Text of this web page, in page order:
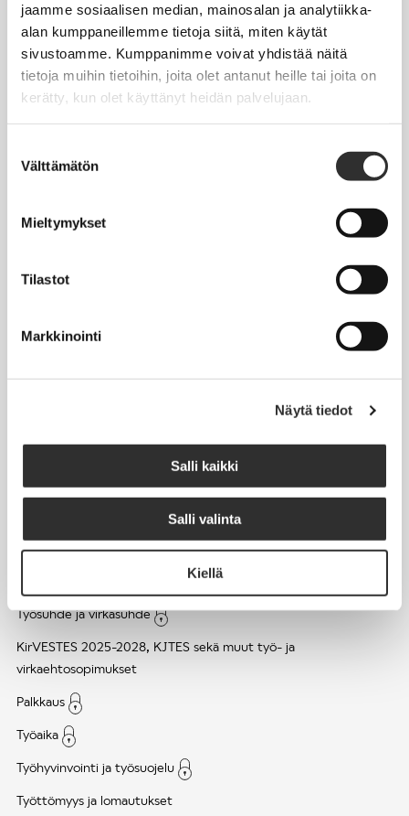
jaamme sosiaalisen median, mainosalan ja analytiikka-
alan kumppaneillemme tietoja siitä, miten käytät
sivustoamme. Kumppanimme voivat yhdistää näitä
tietoja muihin tietoihin, joita olet antanut heille tai joita on
kerätty, kun olet käyttänyt heidän palvelujaan.
valinta
Välttämätön
Mieltymykset
Tilastot
Markkinointi
Näytä tiedot
Salli kaikki
Salli valinta
Kiellä
JÄSENYYS
Henkilöjäsenyys
Jäsenmaksujen työnantajaperintä
Matkalaskut
Tapahtumakalenteri
JOBI
TYÖELÄMÄOPAS
Työsuhde ja virkasuhde
KirVESTES 2025-2028, KJTES sekä muut työ- ja
virkaehtosopimukset
Palkkaus
Työaika
Työhyvinvointi ja työsuojelu
Työttömyys ja lomautukset